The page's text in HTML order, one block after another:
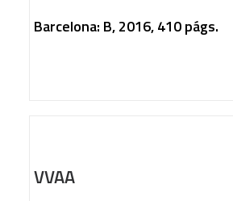
Barcelona: B, 2016, 410 págs.
VVAA